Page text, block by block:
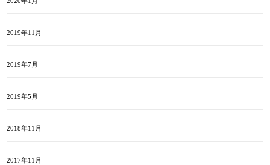
2019年11月
2019年7月
2019年5月
2018年11月
2017年11月